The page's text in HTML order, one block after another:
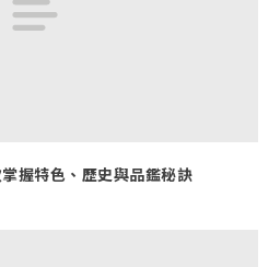
握特色、歷史與品鑑秘訣